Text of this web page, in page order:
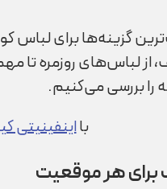
گزینه‌ها برای
لباس‌های روزمره تا
را بررسی می‌کنیم.
بااینفینیتی
برای هر موقعیت